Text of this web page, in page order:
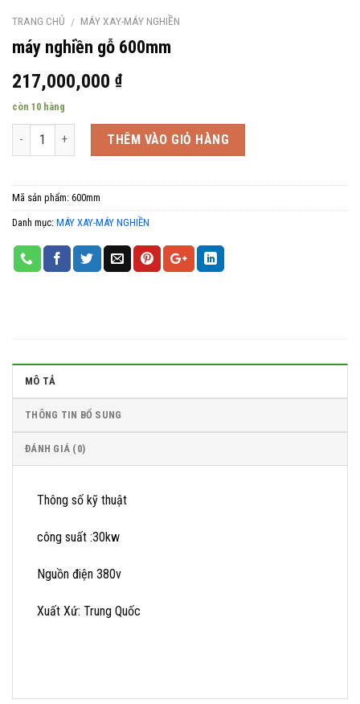
TRANG CHỦ / MÁY XAY-MÁY NGHIỀN
máy nghiền gỗ 600mm
217,000,000 ₫
còn 10 hàng
Số lượng THÊM VÀO GIỎ HÀNG
Mã sản phẩm: 600mm
Danh mục: MÁY XAY-MÁY NGHIỀN
MÔ TẢ
THÔNG TIN BỔ SUNG
ĐÁNH GIÁ (0)
Thông số kỹ thuật
công suất :30kw
Nguồn điện 380v
Xuất Xứ: Trung Quốc